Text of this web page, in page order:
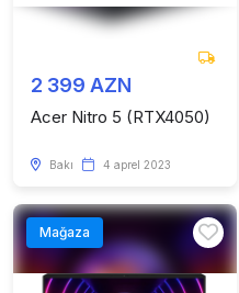
2 399 AZN
Acer Nitro 5 (RTX4050)
Bakı 4 aprel 2023
Mağaza